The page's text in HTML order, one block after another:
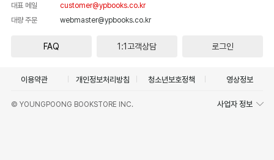
대표 메일
customer@ypbooks.co.kr
대량 주문
webmaster@ypbooks.co.kr
FAQ 1:1고객상담 로그인
이용약관 개인정보처리방침 청소년보호정책 영상정보
© YOUNGPOONG BOOKSTORE INC. 사업자 정보